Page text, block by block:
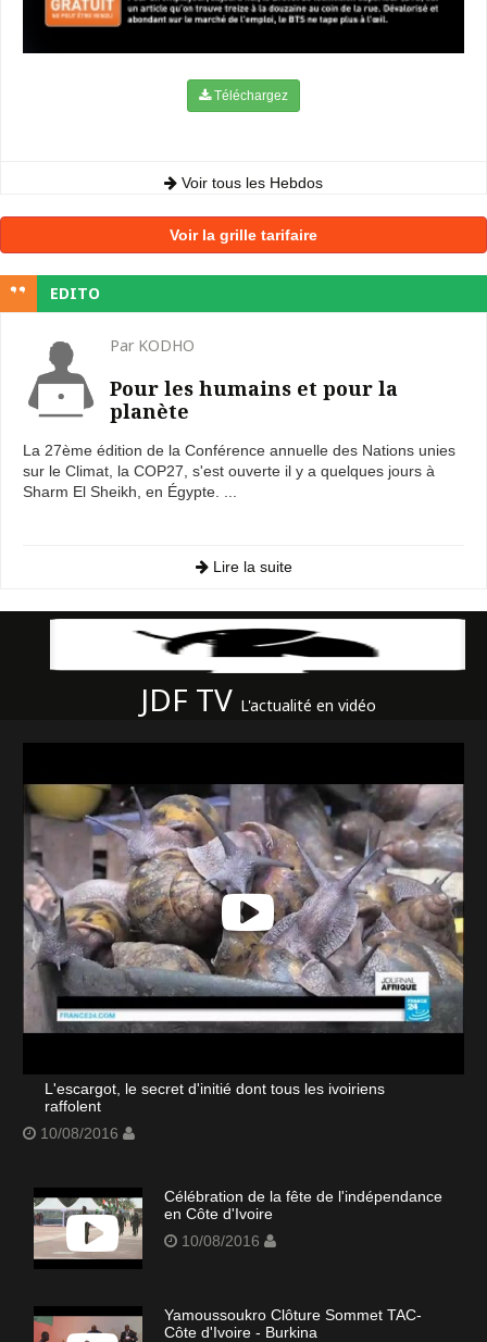
Téléchargez
Voir tous les Hebdos
Voir la grille tarifaire
EDITO
Par KODHO
Pour les humains et pour la
planète
La 27ème édition de la Conférence annuelle des Nations unies
sur le Climat, la COP27, s'est ouverte il y a quelques jours à
Sharm El Sheikh, en Égypte. ...
Lire la suite
JDF TV L'actualité en vidéo
L'escargot, le secret d'initié dont tous les ivoiriens
raffolent
10/08/2016
Célébration de la fête de l'indépendance
en Côte d'Ivoire
10/08/2016
Yamoussoukro Clôture Sommet TAC-
Côte d'Ivoire - Burkina